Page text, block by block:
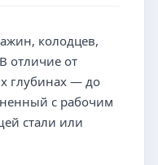
колодцев,
отличие от
глубинах — до
с рабочим
стали или